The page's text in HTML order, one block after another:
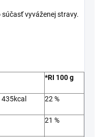
vyváženej stravy.
*RI 100 g
22 %
21 %